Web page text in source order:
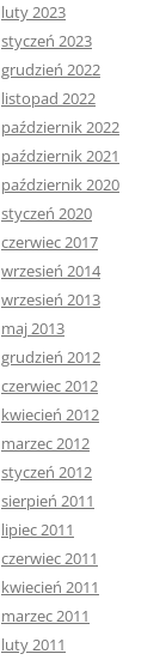
luty 2023
styczeń 2023
grudzień 2022
listopad 2022
październik 2022
październik 2021
październik 2020
styczeń 2020
czerwiec 2017
wrzesień 2014
wrzesień 2013
maj 2013
grudzień 2012
czerwiec 2012
kwiecień 2012
marzec 2012
styczeń 2012
sierpień 2011
lipiec 2011
czerwiec 2011
kwiecień 2011
marzec 2011
luty 2011